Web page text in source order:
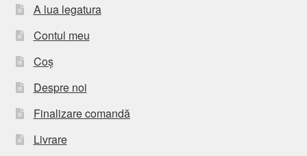
A lua legatura
Contul meu
Coș
Despre noi
Finalizare comandă
Livrare